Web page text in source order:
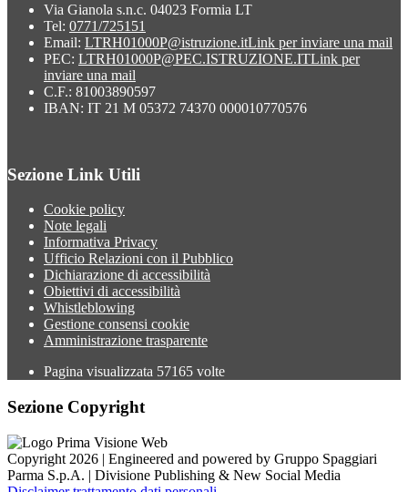
Via Gianola s.n.c. 04023 Formia LT
Tel: 0771/725151
Email: LTRH01000P@istruzione.itLink per inviare una mail
PEC: LTRH01000P@PEC.ISTRUZIONE.ITLink per
inviare una mail
C.F.: 81003890597
IBAN: IT 21 M 05372 74370 000010770576
Sezione Link Utili
Cookie policy
Note legali
Informativa Privacy
Ufficio Relazioni con il Pubblico
Dichiarazione di accessibilità
Obiettivi di accessibilità
Whistleblowing
Gestione consensi cookie
Amministrazione trasparente
Pagina visualizzata 57165 volte
Sezione Copyright
Copyright 2026 | Engineered and powered by Gruppo Spaggiari
Parma S.p.A. | Divisione Publishing & New Social Media